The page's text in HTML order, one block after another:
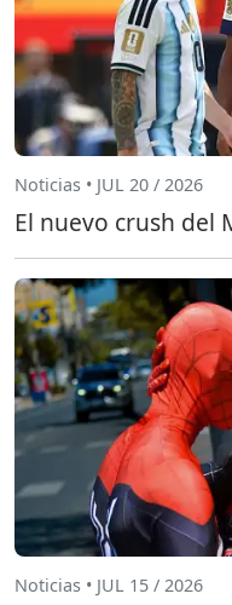
Noticias • JUL 20 / 2026
El nuevo crush del
Noticias • JUL 15 / 2026